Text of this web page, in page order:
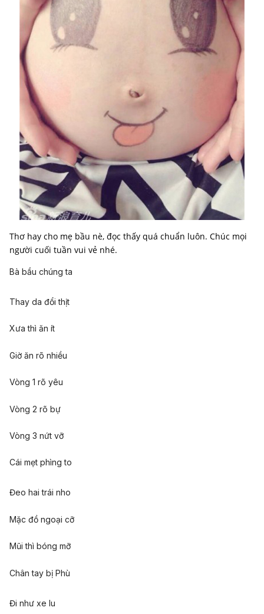
Thơ hay cho mẹ bầu nè, đọc thấy quá chuẩn luôn. Chúc mọi
người cuối tuần vui vẻ nhé.
Bà bầu chúng ta
Thay da đổi thịt
Xưa thì ăn ít
Giờ ăn rõ nhiều
Vòng 1 rõ yêu
Vòng 2 rõ bự
Vòng 3 nứt vỡ
Cái mẹt phìng to
Đeo hai trái nho
Mặc đồ ngoại cỡ
Mũi thì bóng mỡ
Chân tay bị Phù
Đi như xe lu